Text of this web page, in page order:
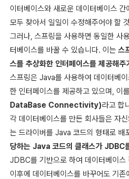
이터베이스와 새로운 데이터베이스
모두 찾아서 일일이 수정해주어야 할
그러나, 스프링을 사용하면 동일한 사
터베이스를 바꿀 수 있습니다. 이는 스
스를 추상화한 인터페이스를 제공해주
스프링은 Java를 사용하여 데이터베
한 인터페이스를 제공하고 있으며, 이
DataBase Connectivity)라고 합
각 데이터베이스를 만든 회사들은 자
는 드라이버를 Java 코드의 형태로 배
당하는 Java 코드의 클래스가 JDBC
JDBC를 기반으로 하여 데이터베이스
이후에 데이터베이스를 바꾸어도 기